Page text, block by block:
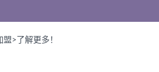
>了解更多！